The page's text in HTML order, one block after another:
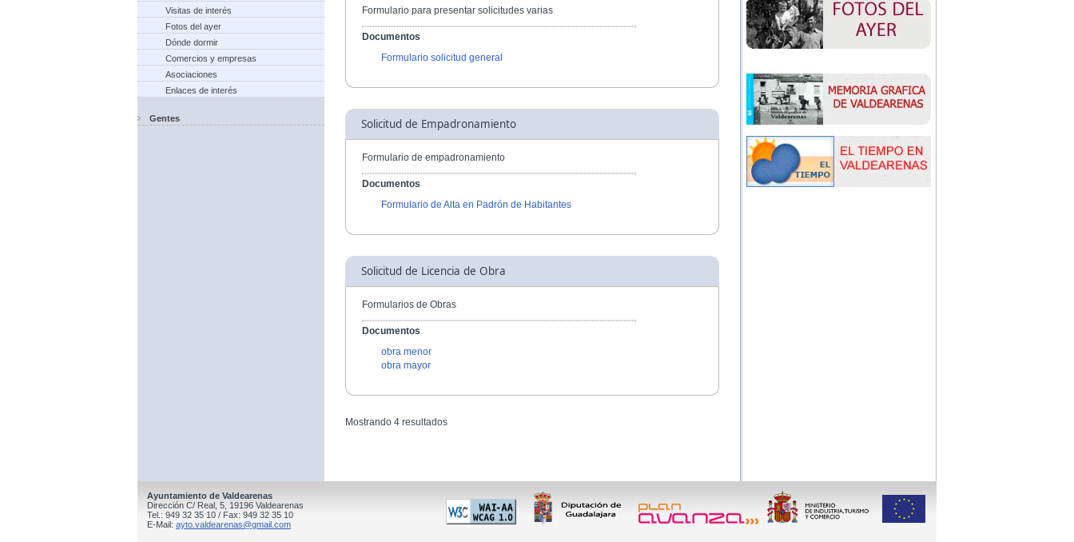
Visitas de interés
Fotos del ayer
Dónde dormir
Comercios y empresas
Asociaciones
Enlaces de interés
Gentes
Formulario para presentar solicitudes varias
Documentos
Formulario solicitud general
Solicitud de Empadronamiento
Formulario de empadronamiento
Documentos
Formulario de Alta en Padrón de Habitantes
Solicitud de Licencia de Obra
Formularios de Obras
Documentos
obra menor
obra mayor
Mostrando 4 resultados
Ayuntamiento de Valdearenas
Dirección C/ Real, 5, 19196 Valdearenas
Tel.: 949 32 35 10 / Fax: 949 32 35 10
E-Mail: ayto.valdearenas@gmail.com